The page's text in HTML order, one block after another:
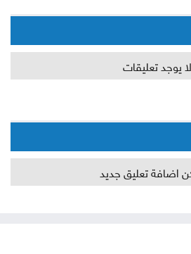
لا يوجد تعليقات
اضافة تعليق جديد